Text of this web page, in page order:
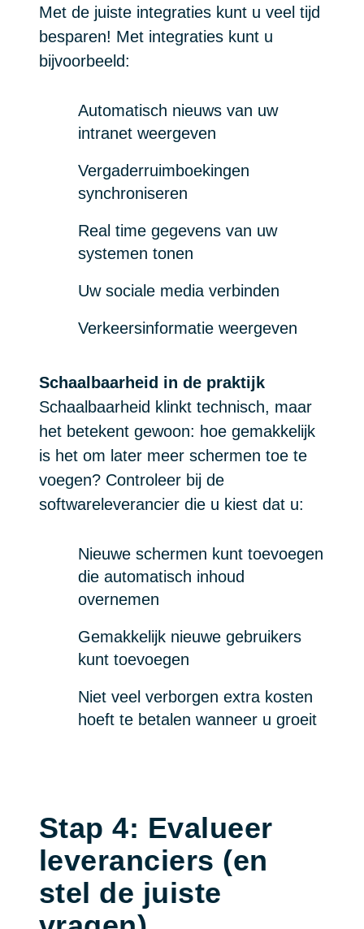
Met de juiste integraties kunt u veel tijd
besparen! Met integraties kunt u
bijvoorbeeld:
Automatisch nieuws van uw
intranet weergeven
Vergaderruimboekingen
synchroniseren
Real time gegevens van uw
systemen tonen
Uw sociale media verbinden
Verkeersinformatie weergeven
Schaalbaarheid in de praktijk
Schaalbaarheid klinkt technisch, maar
het betekent gewoon: hoe gemakkelijk
is het om later meer schermen toe te
voegen? Controleer bij de
softwareleverancier die u kiest dat u:
Nieuwe schermen kunt toevoegen
die automatisch inhoud
overnemen
Gemakkelijk nieuwe gebruikers
kunt toevoegen
Niet veel verborgen extra kosten
hoeft te betalen wanneer u groeit
Stap 4: Evalueer
leveranciers (en
stel de juiste